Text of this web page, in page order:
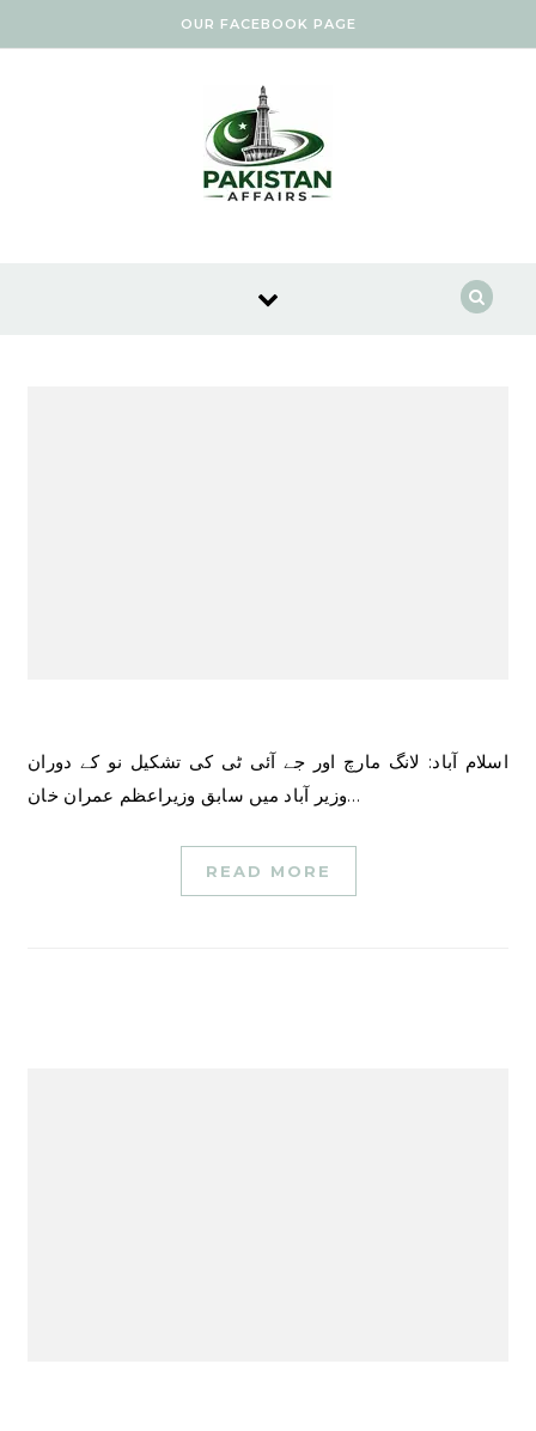
OUR FACEBOOK PAGE
اسلام آباد: لانگ مارچ اور جے آئی ٹی کی تشکیل نو کے دوران
وزیر آباد میں سابق وزیراعظم عمران خان…
READ MORE